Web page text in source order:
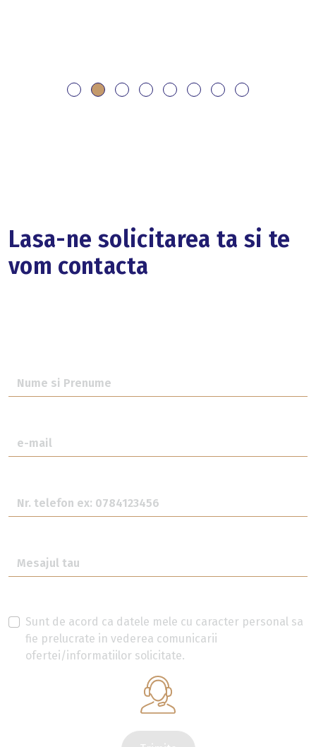
Lasa-ne solicitarea ta si te
vom contacta
Sunt de acord ca datele mele cu caracter personal sa
fie prelucrate in vederea comunicarii
ofertei/informatiilor solicitate.